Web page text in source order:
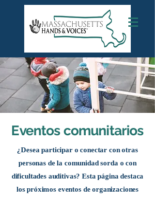
Eventos comunitarios
¿Desea participar o conectar con otras
personas de la comunidad sorda o con
dificultades auditivas? Esta página destaca
los próximos eventos de organizaciones